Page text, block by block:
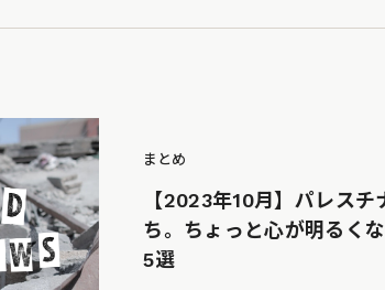
まとめ
【2023年10月】パレス
ち。ちょっと心が明るく
5選